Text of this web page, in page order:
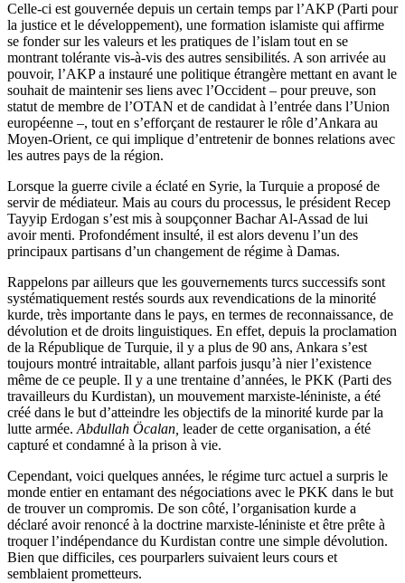
Celle-ci est gouvernée depuis un certain temps par l’AKP (Parti pour
la justice et le développement), une formation islamiste qui affirme
se fonder sur les valeurs et les pratiques de l’islam tout en se
montrant tolérante vis-à-vis des autres sensibilités. A son arrivée au
pouvoir, l’AKP a instauré une politique étrangère mettant en avant le
souhait de maintenir ses liens avec l’Occident – pour preuve, son
statut de membre de l’OTAN et de candidat à l’entrée dans l’Union
européenne –, tout en s’efforçant de restaurer le rôle d’Ankara au
Moyen-Orient, ce qui implique d’entretenir de bonnes relations avec
les autres pays de la région.
Lorsque la guerre civile a éclaté en Syrie, la Turquie a proposé de
servir de médiateur. Mais au cours du processus, le président Recep
Tayyip Erdogan s’est mis à soupçonner Bachar Al-Assad de lui
avoir menti. Profondément insulté, il est alors devenu l’un des
principaux partisans d’un changement de régime à Damas.
Rappelons par ailleurs que les gouvernements turcs successifs sont
systématiquement restés sourds aux revendications de la minorité
kurde, très importante dans le pays, en termes de reconnaissance, de
dévolution et de droits linguistiques. En effet, depuis la proclamation
de la République de Turquie, il y a plus de 90 ans, Ankara s’est
toujours montré intraitable, allant parfois jusqu’à nier l’existence
même de ce peuple. Il y a une trentaine d’années, le PKK (Parti des
travailleurs du Kurdistan), un mouvement marxiste-léniniste, a été
créé dans le but d’atteindre les objectifs de la minorité kurde par la
lutte armée. Abdullah Öcalan leader de cette organisation, a été
capturé et condamné à la prison à vie.
Cependant, voici quelques années, le régime turc actuel a surpris le
monde entier en entamant des négociations avec le PKK dans le but
de trouver un compromis. De son côté, l’organisation kurde a
déclaré avoir renoncé à la doctrine marxiste-léniniste et être prête à
troquer l’indépendance du Kurdistan contre une simple dévolution.
Bien que difficiles, ces pourparlers suivaient leurs cours et
semblaient prometteurs.